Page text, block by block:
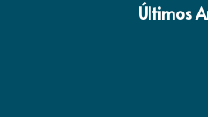
Últimos